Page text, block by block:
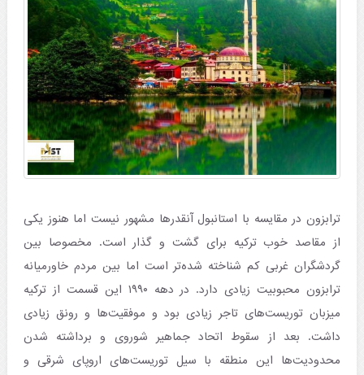
جاذبه‌های
گردشگری
ترابزون در مقایسه با استانبول آنقدرها مشهور نیست اما هنوز یکی
از مقاصد خوب ترکیه برای گشت و گذار است. مخصوصا بین
گردشگران غربی کم شناخته شده‌تر است اما بین مردم خاورمیانه
ترابزون محبوبیت زیادی دارد. در دهه ۱۹۹۰ این قسمت از ترکیه
میزبان توریست‌های تاجر زیادی بود و موفقیت‌ها و رونق زیادی
داشت. بعد از سقوط اتحاد جماهیر شوروی و برداشته شدن
محدودیت‌ها این منطقه با سیل توریست‌های اروپای شرقی و